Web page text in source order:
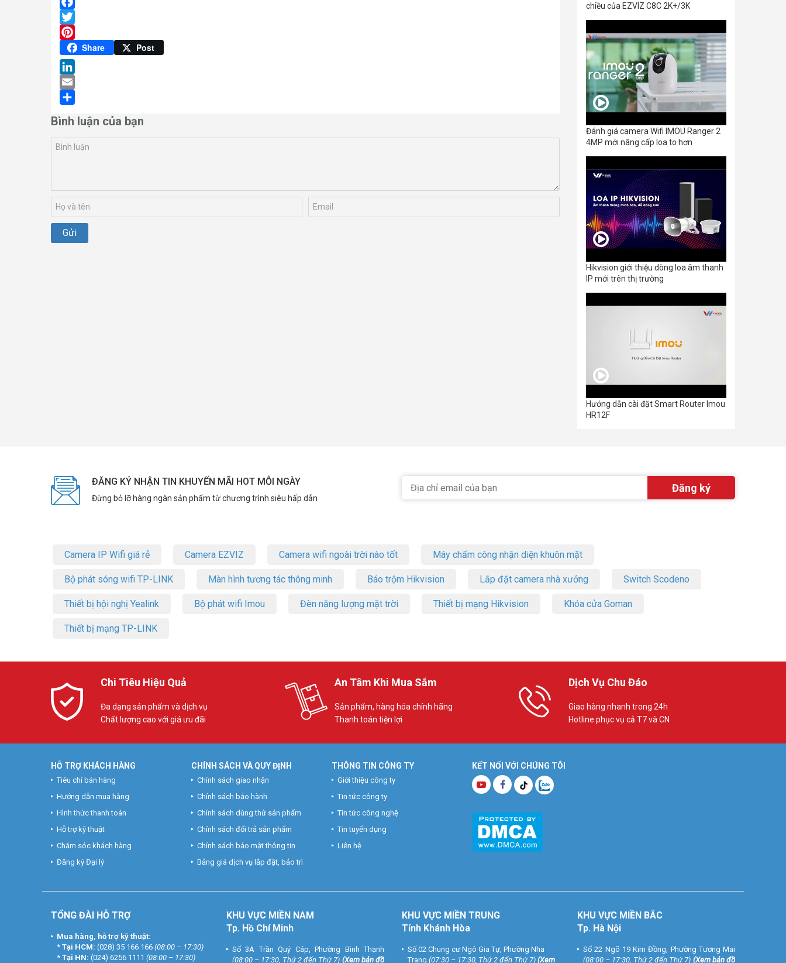
Facebook
Twitter
Pinterest
Share Post
LinkedIn
Email
Bình luận của bạn
chiều của EZVIZ C8C 2K+/3K
Đánh giá camera Wifi IMOU Ranger 2
4MP mới nâng cấp loa to hơn
Hikvision giới thiệu dòng loa âm thanh
IP mới trên thị trường
Hướng dẫn cài đặt Smart Router Imou
HR12F
ĐĂNG KÝ NHẬN TIN KHUYẾN MÃI HOT MỖI NGÀY
Đừng bỏ lỡ hàng ngàn sản phẩm từ chương trình siêu hấp dẫn
Camera IP Wifi giá rẻ Camera EZVIZ Camera wifi ngoài trời nào tốt Máy chấm công nhận diện khuôn mặt
Bộ phát sóng wifi TP-LINK Màn hình tương tác thông minh Báo trộm Hikvision Lắp đặt camera nhà xưởng Switch Scodeno
Thiết bị hội nghị Yealink Bộ phát wifi Imou Đèn năng lượng mặt trời Thiết bị mạng Hikvision Khóa cửa Goman
Thiết bị mạng TP-LINK
Chi Tiêu Hiệu Quả
Đa dạng sản phẩm và dịch vụ
Chất lượng cao với giá ưu đãi
An Tâm Khi Mua Sắm
Sản phẩm, hàng hóa chính hãng
Thanh toán tiện lợi
Dịch Vụ Chu Đáo
Giao hàng nhanh trong 24h
Hotline phục vụ cả T7 và CN
KẾT NỐI VỚI CHÚNG TÔI
HỖ TRỢ KHÁCH HÀNG
Tiêu chí bán hàng
Hướng dẫn mua hàng
Hình thức thanh toán
Hỗ trợ kỹ thuật
Chăm sóc khách hàng
Đăng ký Đại lý
CHÍNH SÁCH VÀ QUY ĐỊNH
Chính sách giao nhận
Chính sách bảo hành
Chính sách dùng thử sản phẩm
Chính sách đổi trả sản phẩm
Chính sách bảo mật thông tin
Bảng giá dịch vụ lắp đặt, bảo trì
THÔNG TIN CÔNG TY
Giới thiệu công ty
Tin tức công ty
Tin tức công nghệ
Tin tuyển dụng
Liên hệ
TỔNG ĐÀI HỖ TRỢ
Mua hàng, hỗ trợ kỹ thuật:
* Tại HCM: (028) 35 166 166 (08:00 – 17:30)
* Tại HN: (024) 6256 1111 (08:00 – 17:30)
KHU VỰC MIỀN NAM
Tp. Hồ Chí Minh
Số 3A Trần Quý Cáp, Phường Bình Thạnh
(08:00 – 17:30, Thứ 2 đến Thứ 7) (Xem bản đồ
KHU VỰC MIỀN TRUNG
Tỉnh Khánh Hòa
Số 02 Chung cư Ngô Gia Tự, Phường Nha
Trang (07:30 – 17:30, Thứ 2 đến Thứ 7) (Xem
KHU VỰC MIỀN BẮC
Tp. Hà Nội
Số 22 Ngõ 19 Kim Đồng, Phường Tương Mai
(08:00 – 17:30, Thứ 2 đến Thứ 7) (Xem bản đồ